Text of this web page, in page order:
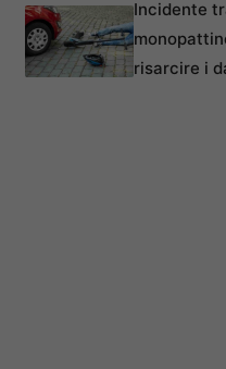
Incidente
risarcire i